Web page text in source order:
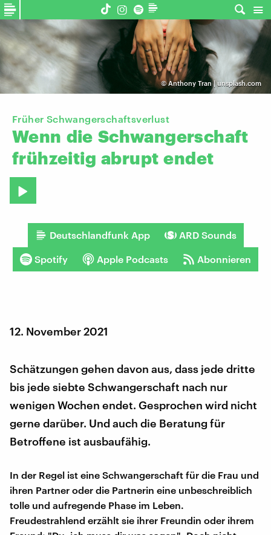
©Anthony Tran | unsplash.com
Früher Schwangerschaftsverlust
Wenn die Schwangerschaft
frühzeitig abrupt endet
Deutschlandfunk App ARD Sounds
Spotify Apple Podcasts Abonnieren
12. November 2021
Schätzungen gehen davon aus, dass jede dritte
bis jede siebte Schwangerschaft nach nur
wenigen Wochen endet. Gesprochen wird nicht
gerne darüber. Und auch die Beratung für
Betroffene ist ausbaufähig.
In der Regel ist eine Schwangerschaft für die Frau und
ihren Partner oder die Partnerin eine unbeschreiblich
tolle und aufregende Phase im Leben.
Freudestrahlend erzählt sie ihrer Freundin oder ihrem